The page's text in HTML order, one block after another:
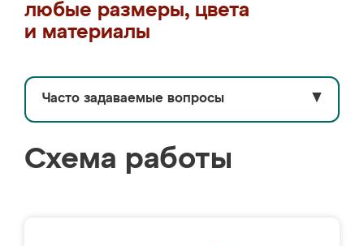
любые размеры, цвета
и материалы
Часто задаваемые вопросы ▼
Схема работы